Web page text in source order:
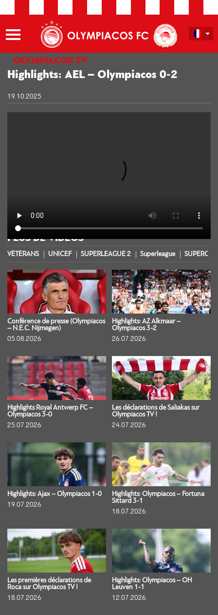
OLYMPIACOS TV
Highlights: AEL – Olympiacos 0-2
19.10.2025
PLUS DE VIDÉOS
VÉTÉRANS UNICEF SUPERLEAGUE 2 Superleague
Conférence de presse (Olympiacos
– N.E.C. Nijmegen)
05.08.2026
Highlights: AZ Alkmaar –
Olympiacos 3-2
26.07.2026
Highlights Royal Antwerp FC –
Olympiacos 3-0
25.07.2026
Les déclarations de Saliakas sur
Olympiacos TV !
24.07.2026
Highlights: Ajax – Olympiacos 1-0
19.07.2026
Highlights: Olympiacos – Fortuna
Sittard 3-1
18.07.2026
Les premières déclarations de
Roca sur Olympiacos TV !
18.07.2026
Highlights: Olympiacos – OH
Leuven 1-1
12.07.2026